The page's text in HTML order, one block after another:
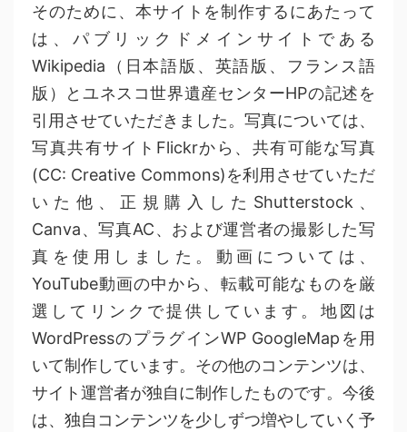
そのために、本サイトを制作するにあたって
は、パブリックドメインサイトである
Wikipedia（日本語版、英語版、フランス語
版）とユネスコ世界遺産センターHPの記述を
引用させていただきました。写真については、
写真共有サイトFlickrから、共有可能な写真
(CC: Creative Commons)を利用させていただ
いた他、正規購入したShutterstock、
Canva、写真AC、および運営者の撮影した写
真を使用しました。動画については、
YouTube動画の中から、転載可能なものを厳
選してリンクで提供しています。地図は
WordPressのプラグインWP GoogleMapを用
いて制作しています。その他のコンテンツは、
サイト運営者が独自に制作したものです。今後
は、独自コンテンツを少しずつ増やしていく予